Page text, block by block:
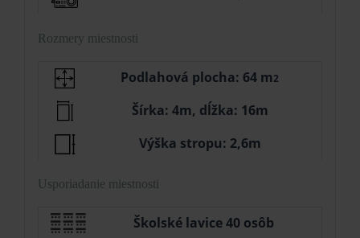
Rozmery miestnosti
Podlahová plocha: 64 m2
Šírka: 4m, dĺžka: 16m
Výška stropu: 2,6m
Usporiadanie miestnosti
Školské lavice 40 osôb